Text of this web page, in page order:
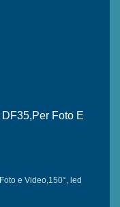
Foto E
e Video,150°, led